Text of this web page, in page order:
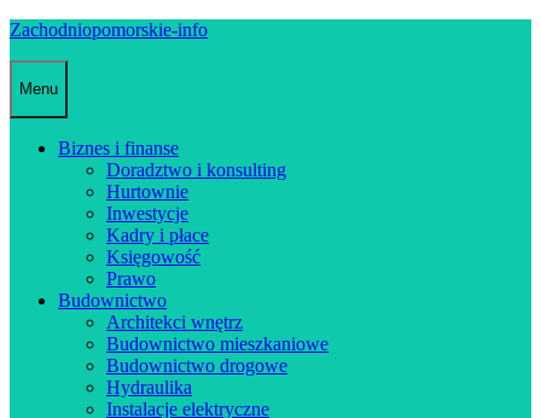
Skip
Zachodniopomorskie-info
Menu
Biznes i finanse
Doradztwo i konsulting
Hurtownie
Inwestycje
Kadry i płace
Księgowość
Prawo
Budownictwo
Architekci wnętrz
Budownictwo mieszkaniowe
Budownictwo drogowe
Hydraulika
Instalacje elektryczne